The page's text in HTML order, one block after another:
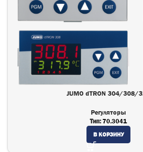
JUMO dTRON 304/308/
Регуляторы
Тип:70.3041
В КОРЗИНУ